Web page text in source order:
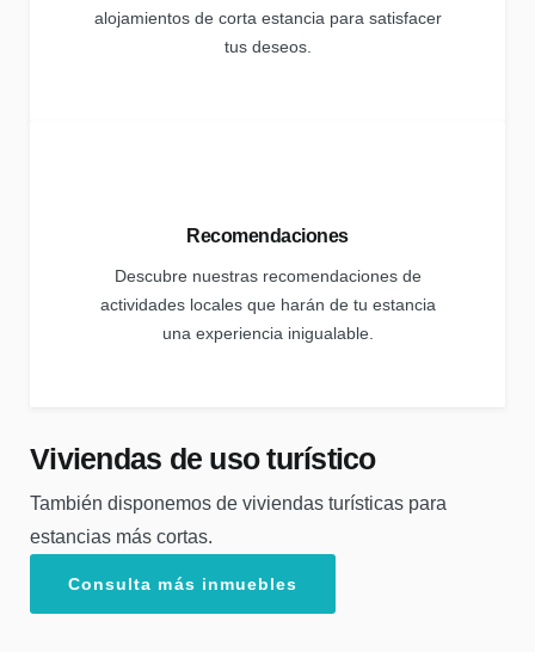
alojamientos de corta estancia para satisfacer
tus deseos.
Recomendaciones
Descubre nuestras recomendaciones de
actividades locales que harán de tu estancia
una experiencia inigualable.
Viviendas de uso turístico
También disponemos de viviendas turísticas para
estancias más cortas.
Consulta más inmuebles